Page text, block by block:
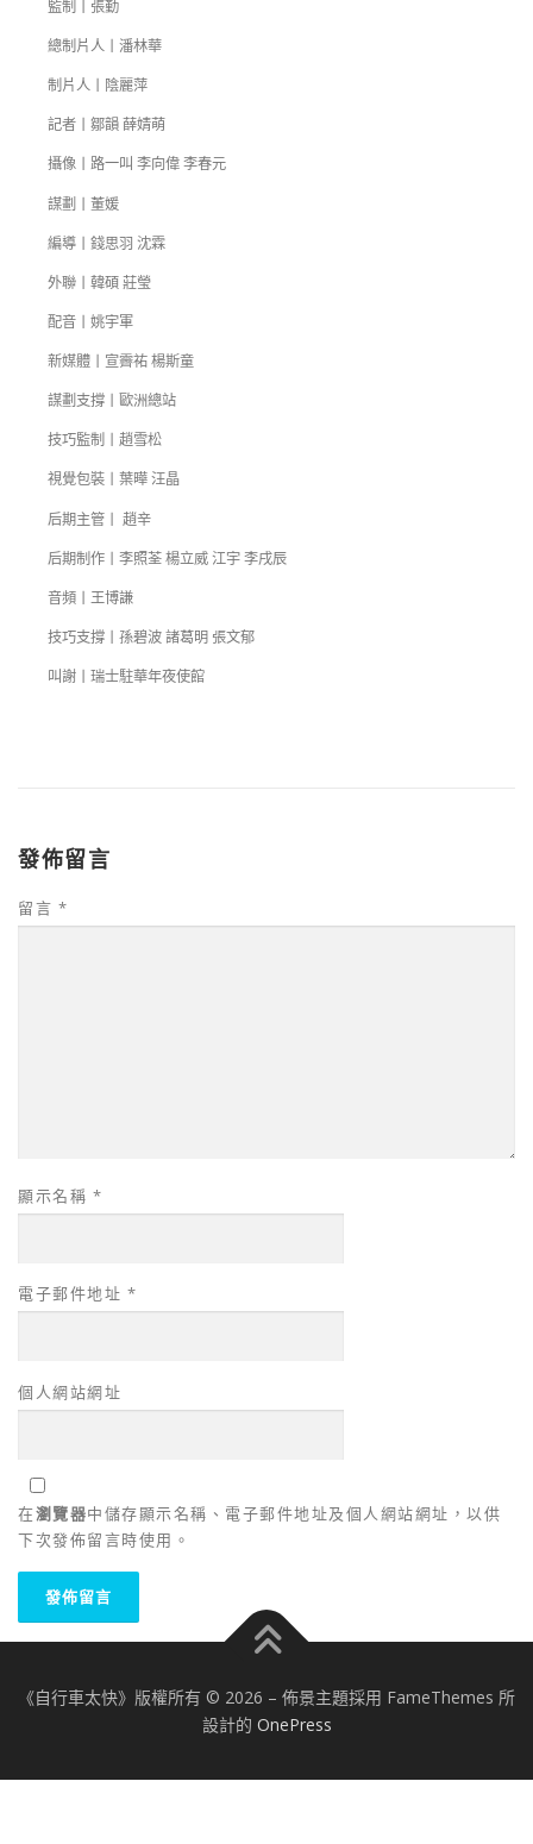
監制丨張勤
總制片人丨潘林華
制片人丨陰麗萍
記者丨鄒韻 薛婧萌
攝像丨路一叫 李向偉 李春元
謀劃丨董媛
編導丨錢思羽 沈霖
外聯丨韓碩 莊瑩
配音丨姚宇軍
新媒體丨宣霽祐 楊斯童
謀劃支撐丨歐洲總站
技巧監制丨趙雪松
視覺包裝丨葉曄 汪晶
后期主管丨 趙辛
后期制作丨李照荃 楊立威 江宇 李戌辰
音頻丨王博謙
技巧支撐丨孫碧波 諸葛明 張文郁
叫謝丨瑞士駐華年夜使館
發佈留言
留言 *
顯示名稱 *
電子郵件地址 *
個人網站網址
在瀏覽器中儲存顯示名稱、電子郵件地址及個人網站網址，以供
下次發佈留言時使用。
《自行車太快》版權所有 © 2026 – 佈景主題採用 FameThemes 所
設計的 OnePress